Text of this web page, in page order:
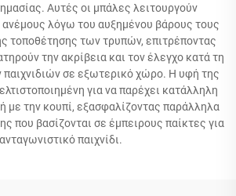
Αυτές οι μπάλες λειτουργούν
ανέμους λόγω του αυξημένου βάρους τους
τοποθέτησης των τρυπών, επιτρέποντας
την ακρίβεια και τον έλεγχο κατά τη
σε εξωτερικό χώρο. Η υφή της
για να παρέχει κατάλληλη
με την κουπί, εξασφαλίζοντας παράλληλα
που βασίζονται σε έμπειρους παίκτες για
ανταγωνιστικό παιχνίδι.